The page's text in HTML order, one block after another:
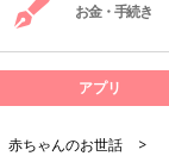
お金・手続き
アプリ
赤ちゃんのお世話